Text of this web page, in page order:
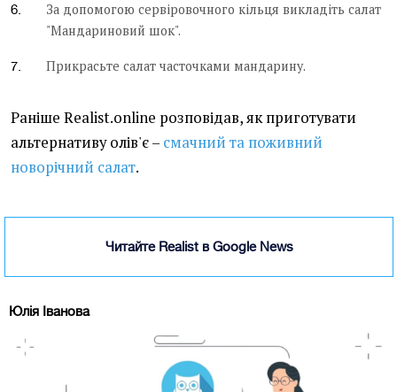
За допомогою сервіровочного кільця викладіть салат
"Мандариновий шок".
Прикрасьте салат часточками мандарину.
Раніше Realist.online розповідав, як приготувати
альтернативу олів'є – смачний та поживний
новорічний салат.
Читайте Realist в Google News
Юлія Іванова